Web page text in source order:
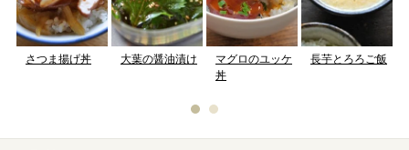
さつま揚げ丼 大葉の醤油漬け
マグロのユッケ
丼
長芋とろろご飯